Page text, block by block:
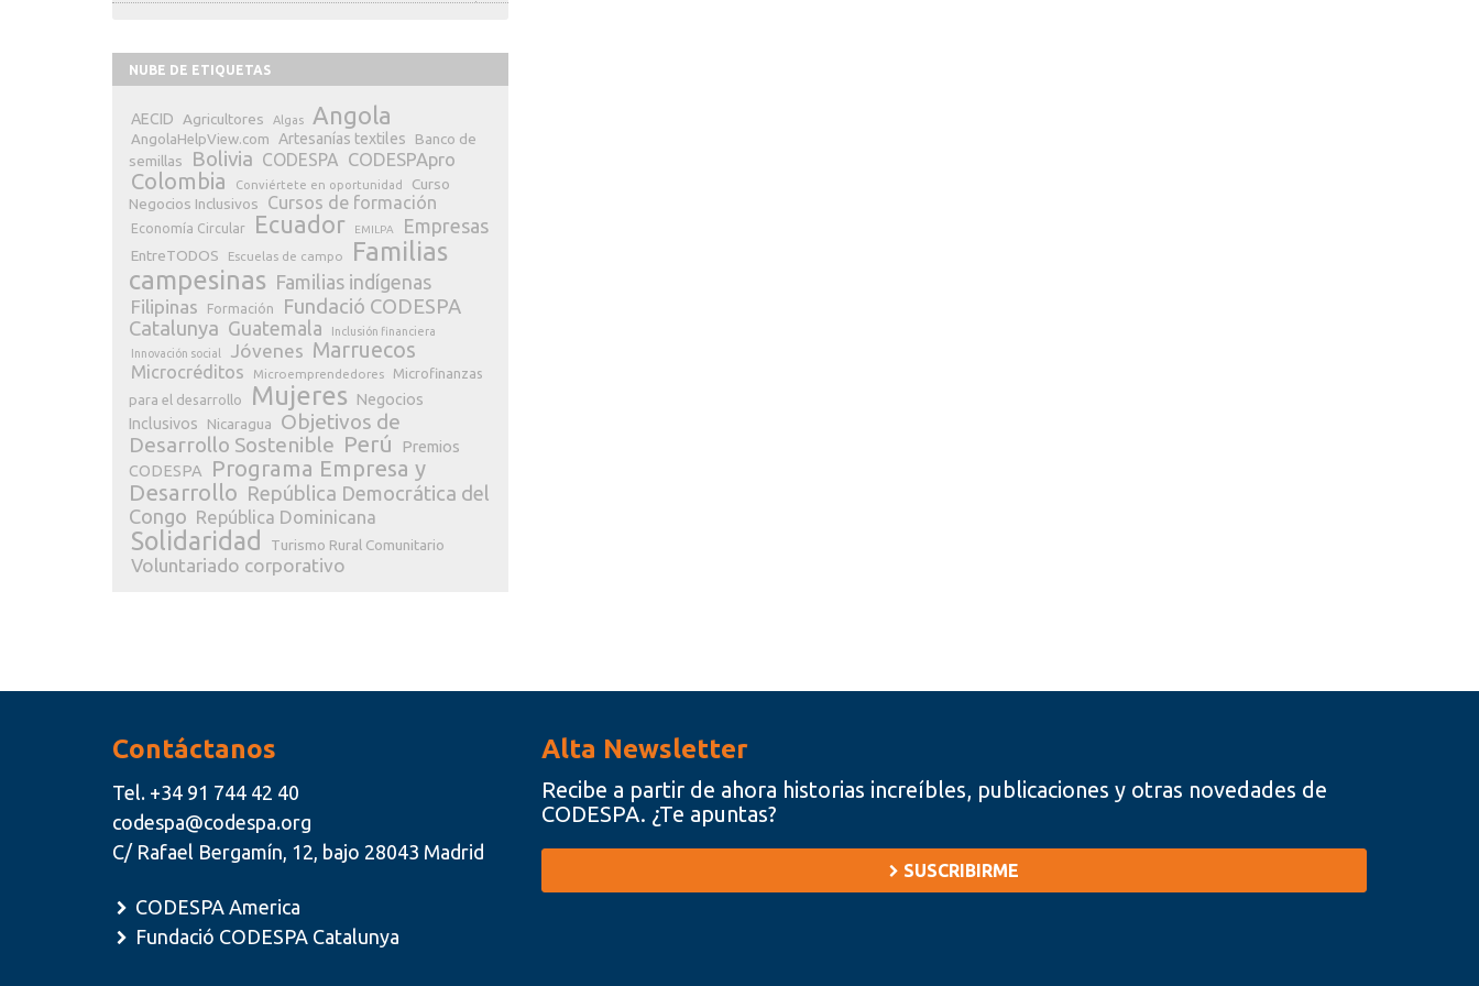
NUBE DE ETIQUETAS
AECID Agricultores Algas Angola
AngolaHelpView.com Artesanías textiles
Banco de
semillas
Bolivia CODESPA CODESPApro
Colombia Conviértete en oportunidad
Curso
Negocios Inclusivos
Cursos de formación
Economía Circular Ecuador EMILPA Empresas
EntreTODOS Escuelas de campo
Familias
campesinas Familias indígenas
Filipinas
Formación
Fundació CODESPA
Catalunya Guatemala
Inclusión financiera
Innovación social
Jóvenes Marruecos
Microcréditos Microemprendedores
Microfinanzas
para el desarrollo
Mujeres
Negocios
Inclusivos
Nicaragua
Objetivos de
Desarrollo Sostenible Perú
Premios
CODESPA
Programa Empresa y
Desarrollo República Democrática del
Congo República Dominicana
Solidaridad Turismo Rural Comunitario
Voluntariado corporativo
Contáctanos
Tel. +34 91 744 42 40
codespa@codespa.org
C/ Rafael Bergamín, 12, bajo 28043 Madrid
CODESPA America
Fundació CODESPA Catalunya
Alta Newsletter
Recibe a partir de ahora historias increíbles, publicaciones y otras novedades de
CODESPA. ¿Te apuntas?
SUSCRIBIRME